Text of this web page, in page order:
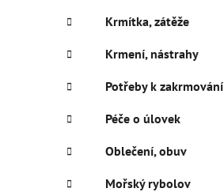
Krmítka, zátěže
Krmení, nástrahy
Potřeby k zakrmování
Péče o úlovek
Oblečení, obuv
Mořský rybolov